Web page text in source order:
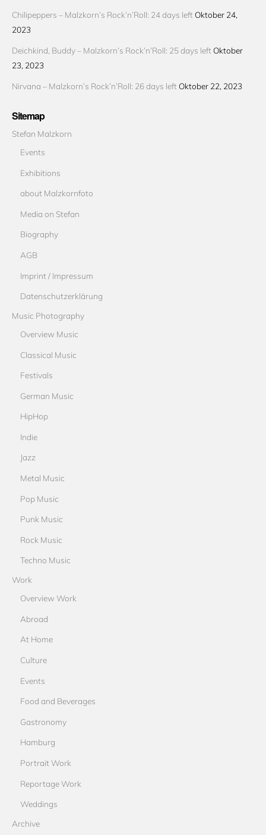
Chilipeppers – Malzkorn’s Rock’n’Roll: 24 days left Oktober 24,
2023
Deichkind, Buddy – Malzkorn’s Rock’n’Roll: 25 days left Oktober
23, 2023
Nirvana – Malzkorn’s Rock’n’Roll: 26 days left Oktober 22, 2023
Sitemap
Stefan Malzkorn
Events
Exhibitions
about Malzkornfoto
Media on Stefan
Biography
AGB
Imprint / Impressum
Datenschutzerklärung
Music Photography
Overview Music
Classical Music
Festivals
German Music
HipHop
Indie
Jazz
Metal Music
Pop Music
Punk Music
Rock Music
Techno Music
Work
Overview Work
Abroad
At Home
Culture
Events
Food and Beverages
Gastronomy
Hamburg
Portrait Work
Reportage Work
Weddings
Archive